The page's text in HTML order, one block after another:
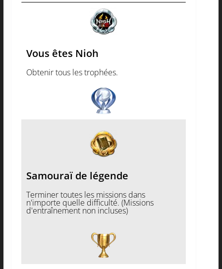
Vous êtes Nioh
Obtenir tous les trophées.
Samouraï de légende
Terminer toutes les missions dans
n'importe quelle difficulté. (Missions
d'entraînement non incluses)